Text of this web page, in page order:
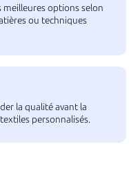
meilleures options selon
ou techniques
la qualité avant la
personnalisés.